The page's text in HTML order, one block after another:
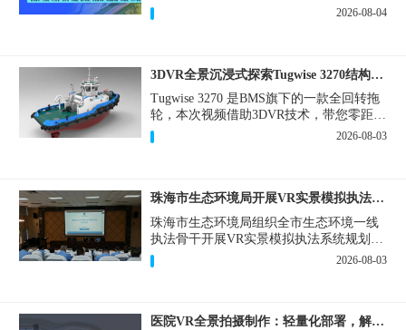
完整搬到云端线上，兼顾线下实体观摩与
线上云观摩双重需求，为施工单位、建设
2026-08-04
3DVR全景沉浸式探索Tugwise 3270结构一览
Tugwise 3270 是BMS旗下的一款全回转拖
轮，本次视频借助3DVR技术，带您零距离
透视这艘拖轮的内外构造，沉浸式探索每
一处细节。
2026-08-03
珠海市生态环境局开展VR实景模拟执法专题培训
珠海市生态环境局组织全市生态环境一线
执法骨干开展VR实景模拟执法系统规划建
设和教学培训，持续推进科技赋能生态环
境执法，夯实队伍办案“基本功”。
2026-08-03
医院VR全景拍摄制作：轻量化部署，解决医患真实痛点